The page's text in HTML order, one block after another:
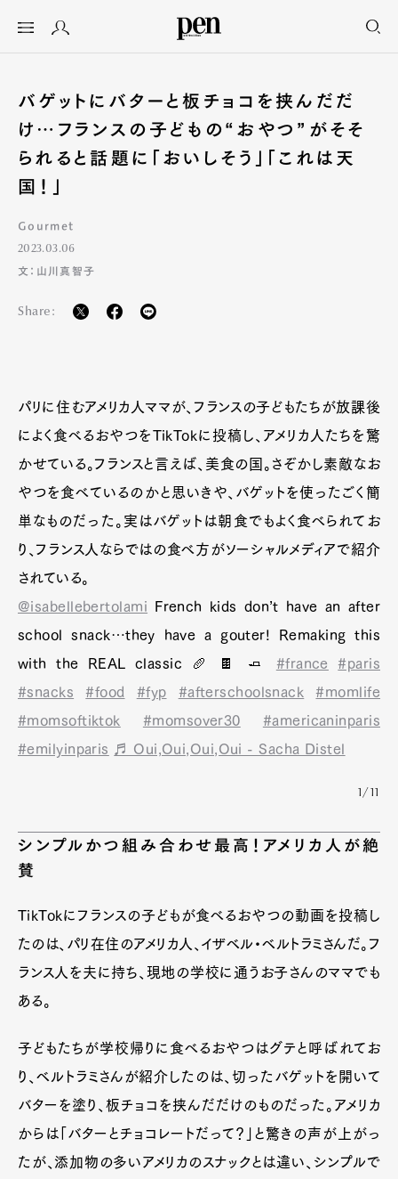
バゲットにバターと板チョコを挟んだだ
け…フランスの子どもの“おやつ”がそそ
られると話題に「おいしそう」「これは天
国！」
Gourmet
2023.03.06
文：山川真智子
Share:
パリに住むアメリカ人ママが、フランスの子どもたちが放課後
によく食べるおやつをTikTokに投稿し、アメリカ人たちを驚
かせている。フランスと言えば、美食の国。さぞかし素敵なお
やつを食べているのかと思いきや、バゲットを使ったごく簡
単なものだった。実はバゲットは朝食でもよく食べられてお
り、フランス人ならではの食べ方がソーシャルメディアで紹介
されている。
@isabellebertolami French kids don’t have an after
school snack…they have a gouter! Remaking this
with the REAL classic 🥖 🍫 🧈 #france
#paris
#snacks
#food #fyp #afterschoolsnack
#momlife
#momsoftiktok
#momsover30
#americaninparis
#emilyinparis
♬ Oui,Oui,Oui,Oui - Sacha Distel
1/11
シンプルかつ組み合わせ最高！アメリカ人が絶
賛
TikTokにフランスの子どもが食べるおやつの動画を投稿し
たのは、パリ在住のアメリカ人、イザベル・ベルトラミさんだ。フ
ランス人を夫に持ち、現地の学校に通うお子さんのママでも
ある。
子どもたちが学校帰りに食べるおやつはグテと呼ばれてお
り、ベルトラミさんが紹介したのは、切ったバゲットを開いて
バターを塗り、板チョコを挟んだだけのものだった。アメリカ
からは「バターとチョコレートだって？」と驚きの声が上がっ
たが、添加物の多いアメリカのスナックとは違い、シンプルで